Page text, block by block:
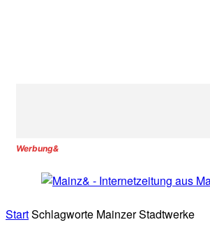
Werbung&
StartSchlagworte Mainzer Stadtwerke